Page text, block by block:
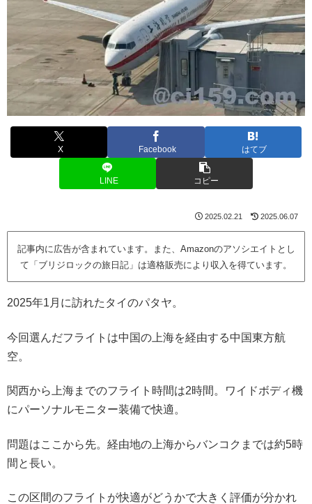
X Facebook はてブ
LINE コピー
2025.02.21 2025.06.07
記事内に広告が含まれています。また、Amazonのアソシエイトとし
て「ブリジロックの旅日記」は適格販売により収入を得ています。
2025年1月に訪れたタイのパタヤ。
今回選んだフライトは中国の上海を経由する中国東方航
空。
関西から上海までのフライト時間は2時間。ワイドボディ機
にパーソナルモニター装備で快適。
問題はここから先。経由地の上海からバンコクまでは約5時
間と長い。
この区間のフライトが快適がどうかで大きく評価が分かれ